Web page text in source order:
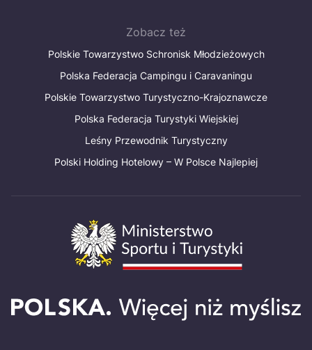
Zobacz też
Polskie Towarzystwo Schronisk Młodzieżowych
Polska Federacja Campingu i Caravaningu
Polskie Towarzystwo Turystyczno-Krajoznawcze
Polska Federacja Turystyki Wiejskiej
Leśny Przewodnik Turystyczny
Polski Holding Hotelowy – W Polsce Najlepiej